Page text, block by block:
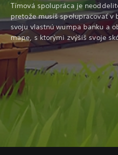
Tímová spolupráca je
pretože musíš spolupracovať
svoju vlastnú wumpa banku a
mape, s ktorými zvýšiš svoje